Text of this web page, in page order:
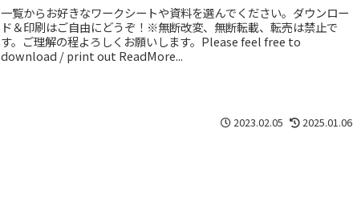
一覧からお好きなワークシートや資料を選んでください。ダウンロー
ド＆印刷はご自由にどうぞ！※無断改変、無断転載、転売は禁止で
す。ご理解の程よろしくお願いします。Please feel free to
download / print out ReadMore...
2023.02.05 2025.01.06